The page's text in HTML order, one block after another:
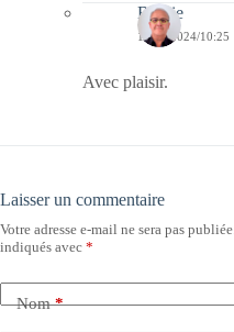
Bernie
14/05/2024/10:25
Avec plaisir.
Laisser un commentaire
Votre adresse e-mail ne sera pas publiée.
indiqués avec *
Nom*